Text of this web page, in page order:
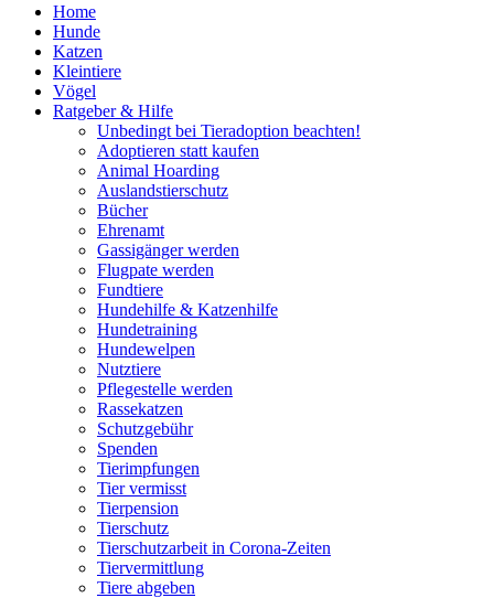
Home
Hunde
Katzen
Kleintiere
Vögel
Ratgeber & Hilfe
Unbedingt bei Tieradoption beachten!
Adoptieren statt kaufen
Animal Hoarding
Auslandstierschutz
Bücher
Ehrenamt
Gassigänger werden
Flugpate werden
Fundtiere
Hundehilfe & Katzenhilfe
Hundetraining
Hundewelpen
Nutztiere
Pflegestelle werden
Rassekatzen
Schutzgebühr
Spenden
Tierimpfungen
Tier vermisst
Tierpension
Tierschutz
Tierschutzarbeit in Corona-Zeiten
Tiervermittlung
Tiere abgeben